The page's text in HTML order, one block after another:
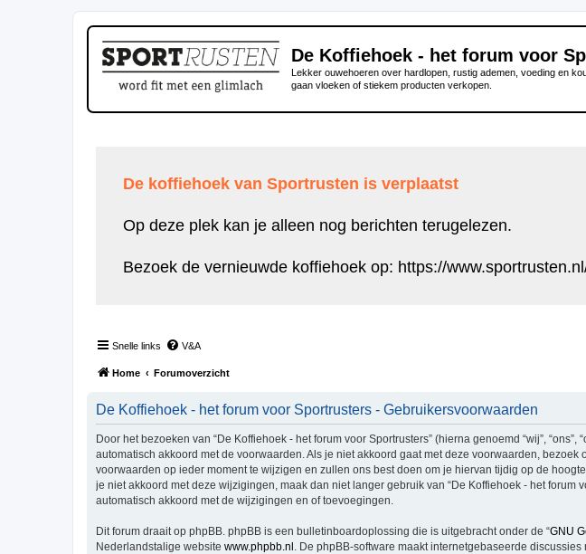
De Koffiehoek - het forum voor
Lekker ouwehoeren over hardlopen, rustig ademen, voeding en
gaan vloeken of stiekem producten verkopen.
De koffiehoek van Sportrusten is verplaatst
Op deze plek kan je alleen nog berichten terugelezen.
Bezoek de vernieuwde koffiehoek op: https://
Snelle links V&A
Home Forumoverzicht
De Koffiehoek - het forum voor Sportrusters - Gebruikersvoorwaarden
Door het bezoeken van “De Koffiehoek - het forum voor Sportrusters” (hierna genoemd “wij”,
automatisch akkoord met de voorwaarden. Als je niet akkoord gaat met deze voorwaarden,
voorwaarden op ieder moment te wijzigen en zullen ons best doen om je hiervan tijdig op de
je niet akkoord met deze wijzigingen, maak dan niet langer gebruik van “De Koffiehoek - het forum
automatisch akkoord met de wijzigingen en of toevoegingen.
Dit forum draait op phpBB. phpBB is een bulletinboardoplossing die is uitgebracht onder de “GNU
Nederlandstalige website www.phpbb.nl . De phpBB-software maakt internetgebaseerde